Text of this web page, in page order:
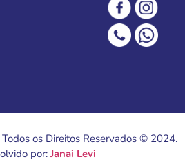
os Direitos Reservados © 2024.
por:Janai Levi